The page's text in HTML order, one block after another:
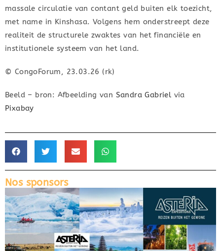
massale circulatie van contant geld buiten elk toezicht,
met name in Kinshasa. Volgens hem onderstreept deze
realiteit de structurele zwaktes van het financiële en
institutionele systeem van het land.
© CongoForum, 23.03.26 (rk)
Beeld – bron: Afbeelding van Sandra Gabriel via
Pixabay
Nos sponsors